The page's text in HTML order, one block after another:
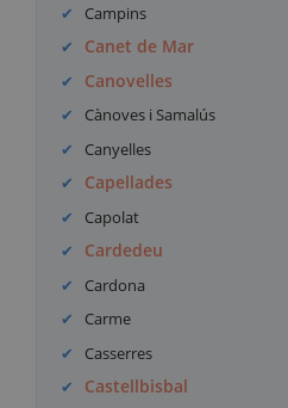
Campins
Canet de Mar
Canovelles
Cànoves i Samalús
Canyelles
Capellades
Capolat
Cardedeu
Cardona
Carme
Casserres
Castellbisbal